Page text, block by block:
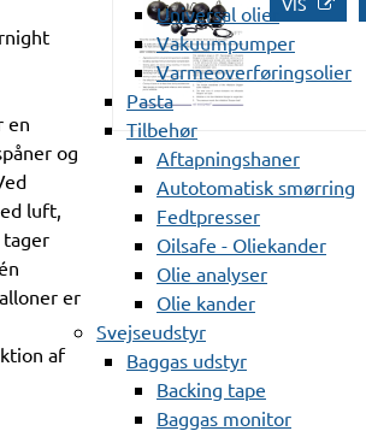
Universal olier
Vakuumpumper
Varmeoverføringsolier
Pasta
Tilbehør
Aftapningshaner
Autotomatisk smørring
Fedtpresser
Oilsafe - Oliekander
Olie analyser
Olie kander
Svejseudstyr
Baggas udstyr
Backing tape
Baggas monitor
en
og
luft,
tager
er
af